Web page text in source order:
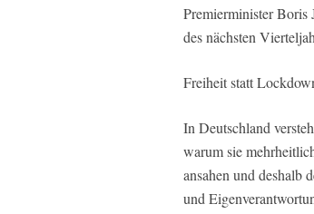
Premierminister Boris
des nächsten
Freiheit statt
In Deutschland
warum sie
ansahen und deshalb
und